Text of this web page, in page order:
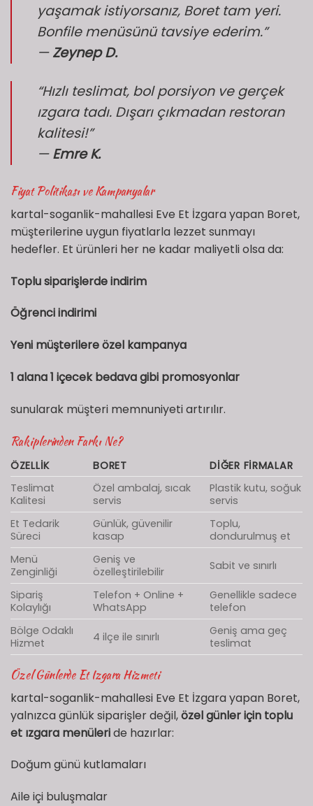
yaşamak istiyorsanız, Boret tam yeri.
Bonfile menüsünü tavsiye ederim.”
—Zeynep D.
“Hızlı teslimat, bol porsiyon ve gerçek
ızgara tadı. Dışarı çıkmadan restoran
kalitesi!”
—Emre K.
Fiyat Politikası ve Kampanyalar
kartal-soganlik-mahallesi Eve Et İzgara yapan Boret,
müşterilerine uygun fiyatlarla lezzet sunmayı
hedefler. Et ürünleri her ne kadar maliyetli olsa da:
Toplu siparişlerde indirim
Öğrenci indirimi
Yeni müşterilere özel kampanya
1 alana 1 içecek bedava gibi promosyonlar
sunularak müşteri memnuniyeti artırılır.
Rakiplerinden Farkı Ne?
ÖZELLIK BORET
DIĞER FIRMALAR
Teslimat
Kalitesi
Özel ambalaj, sıcak
servis
Plastik kutu, soğuk
servis
Et Tedarik
Süreci
Günlük, güvenilir
kasap
Toplu,
dondurulmuş et
Menü
Zenginliği
Geniş ve
özelleştirilebilir
Sabit ve sınırlı
Sipariş
Kolaylığı
Telefon + Online +
WhatsApp
Genellikle sadece
telefon
Bölge Odaklı
Hizmet
4 ilçe ile sınırlı
Geniş ama geç
teslimat
Özel Günlerde Et Izgara Hizmeti
kartal-soganlik-mahallesi Eve Et İzgara yapan Boret,
yalnızca günlük siparişler değil,özel günler için toplu
et ızgara menüleride hazırlar:
Doğum günü kutlamaları
Aile içi buluşmalar